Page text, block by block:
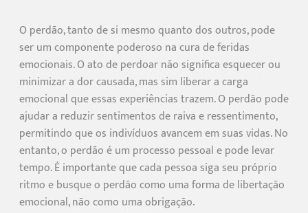
O perdão, tanto de si mesmo quanto dos outros, pode
ser um componente poderoso na cura de feridas
emocionais. O ato de perdoar não significa esquecer ou
minimizar a dor causada, mas sim liberar a carga
emocional que essas experiências trazem. O perdão pode
ajudar a reduzir sentimentos de raiva e ressentimento,
permitindo que os indivíduos avancem em suas vidas. No
entanto, o perdão é um processo pessoal e pode levar
tempo. É importante que cada pessoa siga seu próprio
ritmo e busque o perdão como uma forma de libertação
emocional, não como uma obrigação.